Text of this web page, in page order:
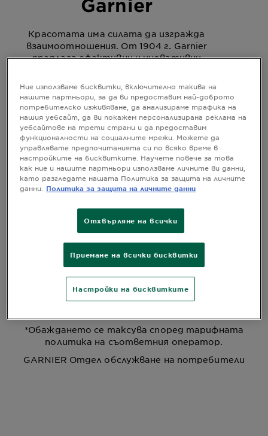
Garnier
Красотата има силата да изгражда
взаимоотношения. От 1904 г. Garnier
предлага ефективни и иновативни
си и се чувстваш добре със себе си, се
отнасяш положително към себе си и се
държиш спрямо другите по същия начин.
Начална страница
Свържете Се С Нас!
За повече информация относно наш продукт или
ТЕЛЕФОН: +359 2 492 50 91
*Обаждането се таксува според тарифната
политика на съответния оператор.
GARNIER Отдел обслужване на потребители
Ние използваме бисквитки, включително такива на
нашите партньори, за да ви предоставим най-доброто
потребителско изживяване, да анализираме трафика на
нашия уебсайт, да ви покажем персонализирана реклама на
уебсайтове на трети страни и да предоставим
функционалности на социалните мрежи. Можете да
управлявате предпочитанията си по всяко време в
настройките на бисквитките. Научете повече за това
как ние и нашите партньори използваме личните ви данни,
като разгледате нашата Политика за защита на личните
данни.
Политика за защита на личните данни
Отхвърляне на всички
Приемане на всички бисквитки
Настройки на бисквитките